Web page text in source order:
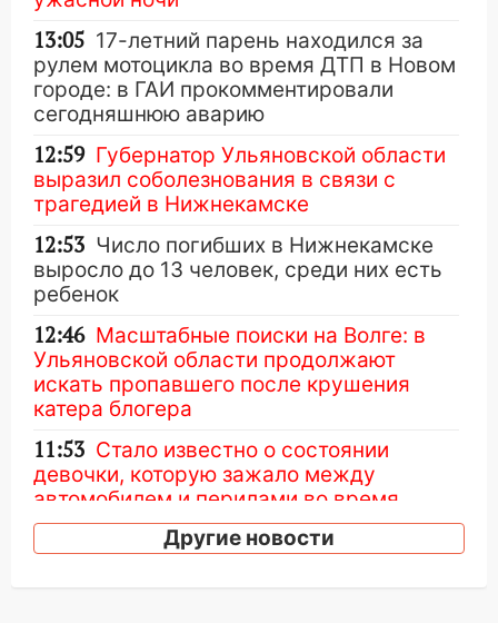
13:05 17-летний парень находился за
рулем мотоцикла во время ДТП в Новом
городе: в ГАИ прокомментировали
сегодняшнюю аварию
12:59 Губернатор Ульяновской области
выразил соболезнования в связи с
трагедией в Нижнекамске
12:53 Число погибших в Нижнекамске
выросло до 13 человек, среди них есть
ребенок
12:46 Масштабные поиски на Волге: в
Ульяновской области продолжают
искать пропавшего после крушения
катера блогера
11:53 Стало известно о состоянии
девочки, которую зажало между
автомобилем и перилами во время
«пьяного» ДТП на Федерации
Другие новости